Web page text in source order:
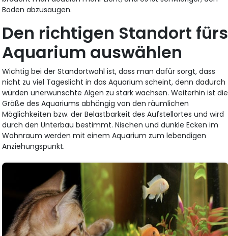
Boden abzusaugen.
Den richtigen Standort fürs
Aquarium auswählen
Wichtig bei der Standortwahl ist, dass man dafür sorgt, dass
nicht zu viel Tageslicht in das Aquarium scheint, denn dadurch
würden unerwünschte Algen zu stark wachsen. Weiterhin ist die
Größe des Aquariums abhängig von den räumlichen
Möglichkeiten bzw. der Belastbarkeit des Aufstellortes und wird
durch den Unterbau bestimmt. Nischen und dunkle Ecken im
Wohnraum werden mit einem Aquarium zum lebendigen
Anziehungspunkt.